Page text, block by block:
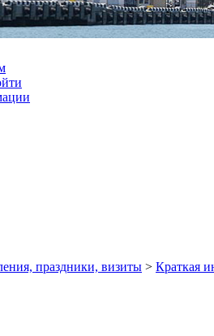
праздники, визиты > Краткая